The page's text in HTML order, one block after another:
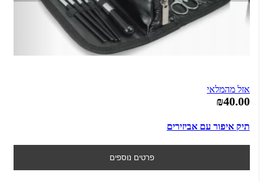
אזל מהמלאי
₪40.00
תיק איפור עם אביזירים
פרטים נוספים